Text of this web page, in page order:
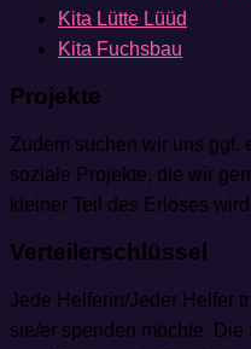
Kita Lütte Lüüd
Kita Fuchsbau
Projekte
Zudem suchen wir uns ggf.
soziale Projekte, die wir
kleiner Teil des Erlöses
Verteilerschlüssel
Jede Helferin/Jeder Helfer
sie/er spenden möchte.